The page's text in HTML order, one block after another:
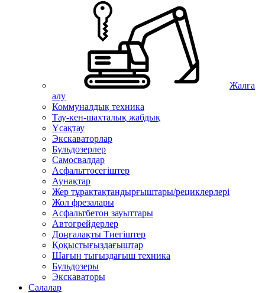
Жалға
алу
Коммуналдық техника
Тау-кен-шахталық жабдық
Ұсақтау
Экскаваторлар
Бульдозерлер
Самосвалдар
Асфальттөсегіштер
Аунақтар
Жер тұрақтақтандырғыштары/рециклерлері
Жол фрезалары
Асфальтбетон зауыттары
Автогрейдерлер
Доңғалақты Тиегіштер
Қоқыстығыздағыштар
Шағын тығыздағыш техника
Бульдозеры
Экскаваторы
Салалар